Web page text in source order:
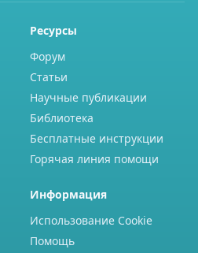
Ресурсы
Форум
Статьи
Научные публикации
Библиотека
Бесплатные инструкции
Горячая линия помощи
Информация
Использование Cookie
Помощь